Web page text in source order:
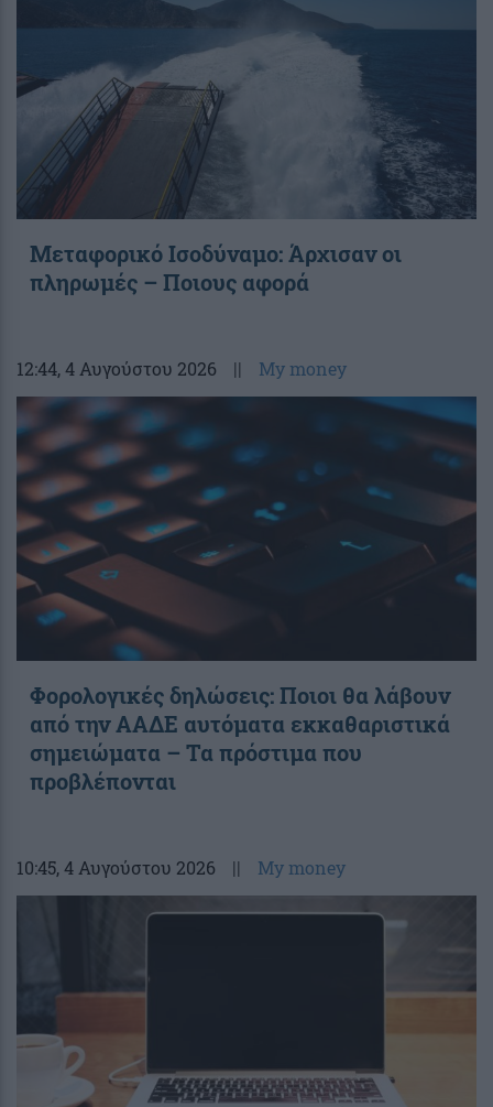
Μεταφορικό Ισοδύναμο: Άρχισαν οι
πληρωμές – Ποιους αφορά
12:44, 4 Αυγούστου 2026 || My money
Φορολογικές δηλώσεις: Ποιοι θα λάβουν
από την ΑΑΔΕ αυτόματα εκκαθαριστικά
σημειώματα – Τα πρόστιμα που
προβλέπονται
10:45, 4 Αυγούστου 2026 || My money